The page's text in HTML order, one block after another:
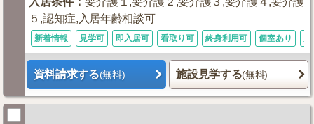
５,認知症,入居年齢相談可
新着情報 見学可 即入居可 看取り可 終身利用可 個室あり
資料請求する(無料) 施設見学する(無料)